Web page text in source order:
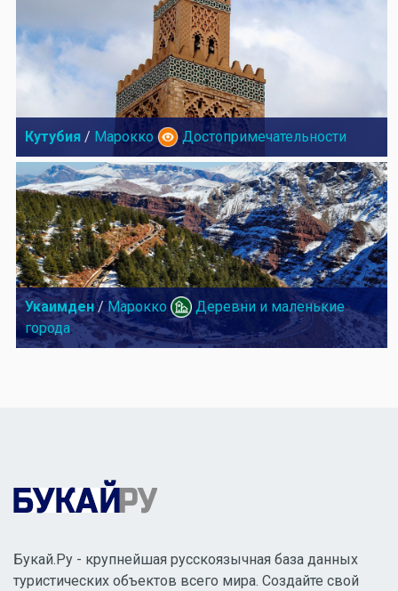
Кутубия / Марокко Достопримечательности
Укаимден/ Марокко
Деревни и маленькие
города
Букай.Ру - крупнейшая русскоязычная база данных
туристических объектов всего мира. Создайте свой